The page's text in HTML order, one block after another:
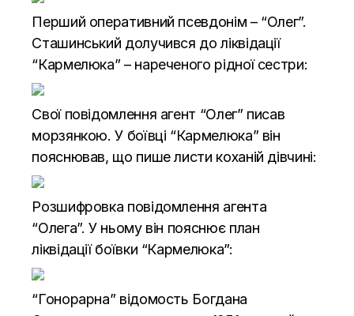
Перший оперативний псевдонім – “Олег”.
Сташинський долучився до ліквідації
“Кармелюка” – нареченого рідної сестри:
Свої повідомлення агент “Олег” писав
морзянкою. У боївці “Кармелюка” він
пояснював, що пише листи коханій дівчині:
Розшифровка повідомлення агента
“Олега”. У ньому він пояснює план
ліквідації боївки “Кармелюка”:
“Гонорарна” відомость Богдана